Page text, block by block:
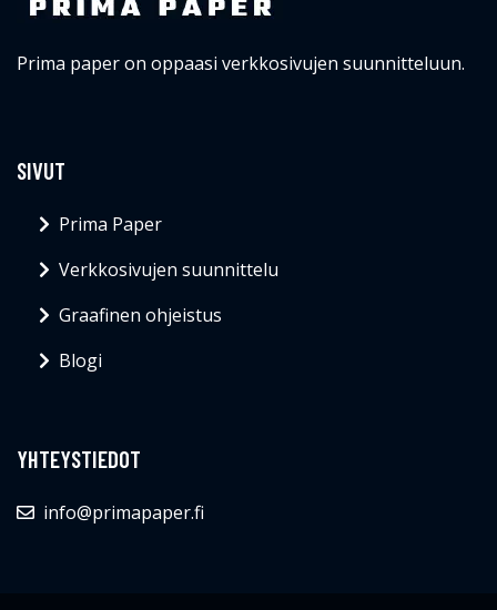
Prima paper on oppaasi verkkosivujen suunnitteluun.
SIVUT
Prima Paper
Verkkosivujen suunnittelu
Graafinen ohjeistus
Blogi
YHTEYSTIEDOT
info@primapaper.fi